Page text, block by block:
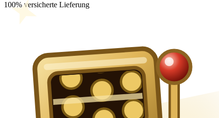
100% versicherte Lieferung